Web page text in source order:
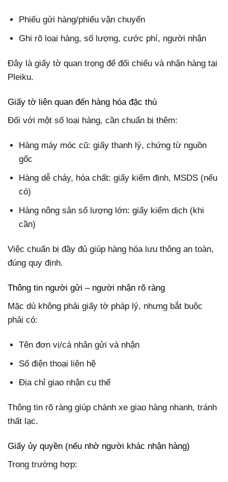
Phiếu gửi hàng/phiếu vận chuyển
Ghi rõ loại hàng, số lượng, cước phí, người nhận
Đây là giấy tờ quan trọng để đối chiếu và nhận hàng tại
Pleiku.
Giấy tờ liên quan đến hàng hóa đặc thù
Đối với một số loại hàng, cần chuẩn bị thêm:
Hàng máy móc cũ: giấy thanh lý, chứng từ nguồn
gốc
Hàng dễ cháy, hóa chất: giấy kiểm định, MSDS (nếu
có)
Hàng nông sản số lượng lớn: giấy kiểm dịch (khi
cần)
Việc chuẩn bị đầy đủ giúp hàng hóa lưu thông an toàn,
đúng quy định.
Thông tin người gửi – người nhận rõ ràng
Mặc dù không phải giấy tờ pháp lý, nhưng bắt buộc
phải có:
Tên đơn vị/cá nhân gửi và nhận
Số điện thoại liên hệ
Địa chỉ giao nhận cụ thể
Thông tin rõ ràng giúp chành xe giao hàng nhanh, tránh
thất lạc.
Giấy ủy quyền (nếu nhờ người khác nhận hàng)
Trong trường hợp: